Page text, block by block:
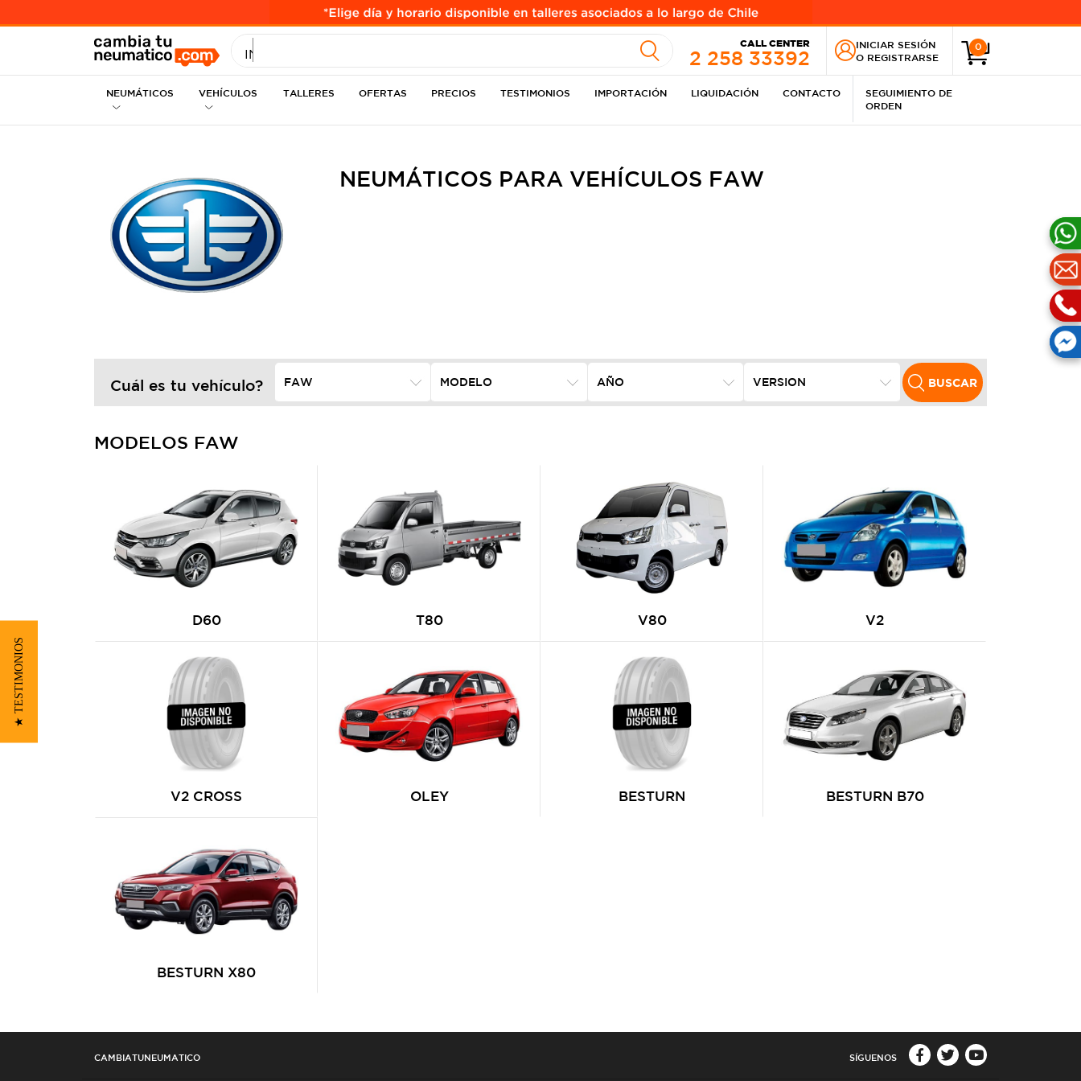
INGRESE MEDIDA
CALL CENTER
2 258 33392
INICIAR SESIÓN
O REGISTRARSE
0
NEUMÁTICOS VEHÍCULOS TALLERES OFERTAS PRECIOS TESTIMONIOS IMPORTACIÓN LIQUIDACIÓN CONTACTO
SEGUIMIENTO DE
ORDEN
NEUMÁTICOS PARA VEHÍCULOS FAW
Cuál es tu vehículo? BUSCAR
MODELOS FAW
D60 T80 V80 V2
V2 CROSS OLEY BESTURN BESTURN B70
BESTURN X80
CAMBIATUNEUMATICO SÍGUENOS
★ TESTIMONIOS